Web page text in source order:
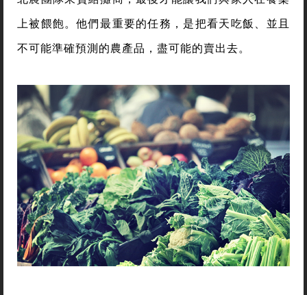
上被餵飽。他們最重要的任務，是把看天吃飯、並且
不可能準確預測的農產品，盡可能的賣出去。